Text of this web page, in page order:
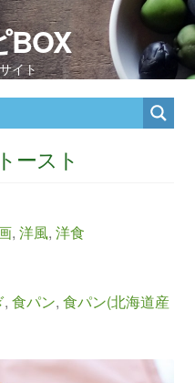
BOX
イト
ースト
, 洋風, 洋食
, 食パン, 食パン(北海道産